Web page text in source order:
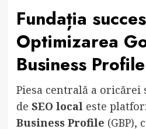
Fundația
Optimizarea
Business Profile
Piesa centrală a
de SEO localeste
Business Profile (GBP),